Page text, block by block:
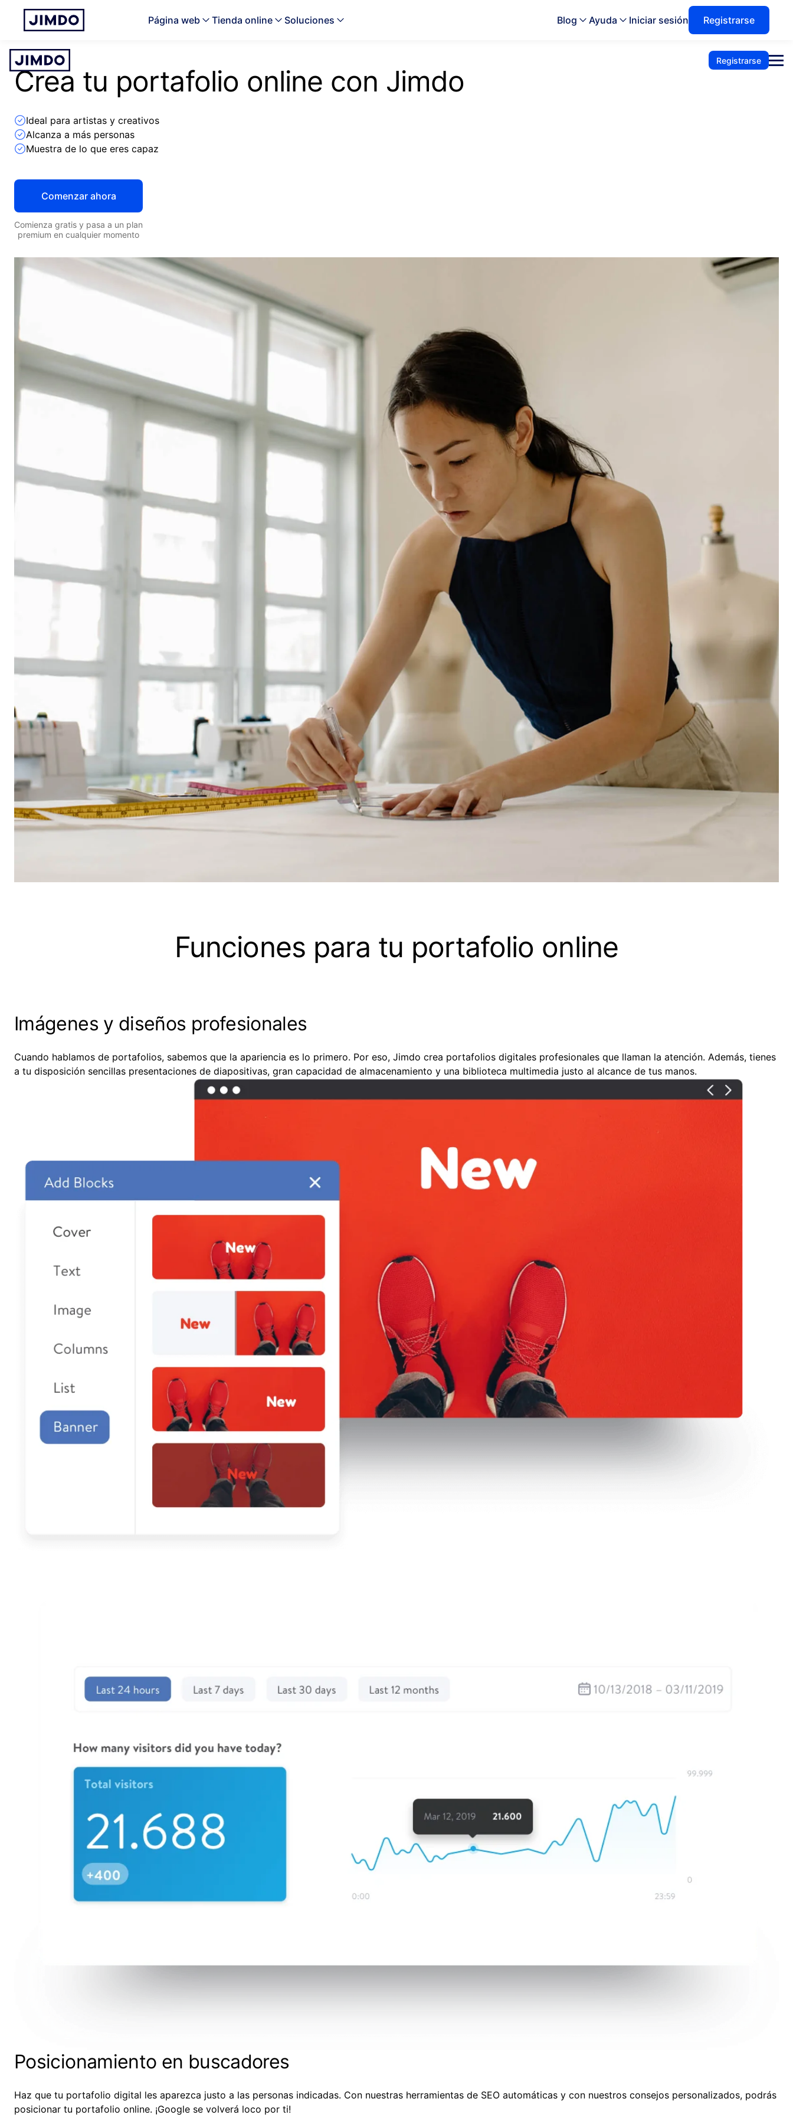
Página web Tienda online Soluciones Blog Ayuda Iniciar sesión Registrarse
Registrarse
Crea tu portafolio online con Jimdo
Ideal para artistas y creativos
Alcanza a más personas
Muestra de lo que eres capaz
Comenzar ahora
Comienza gratis y pasa a un plan
premium en cualquier momento
Funciones para tu portafolio online
Imágenes y diseños profesionales
Cuando hablamos de portafolios, sabemos que la apariencia es lo primero. Por eso, Jimdo crea portafolios digitales profesionales que llaman la atención. Además, tienes
a tu disposición sencillas presentaciones de diapositivas, gran capacidad de almacenamiento y una biblioteca multimedia justo al alcance de tus manos.
Posicionamiento en buscadores
Haz que tu portafolio digital les aparezca justo a las personas indicadas. Con nuestras herramientas de SEO automáticas y con nuestros consejos personalizados, podrás
posicionar tu portafolio online. ¡Google se volverá loco por ti!